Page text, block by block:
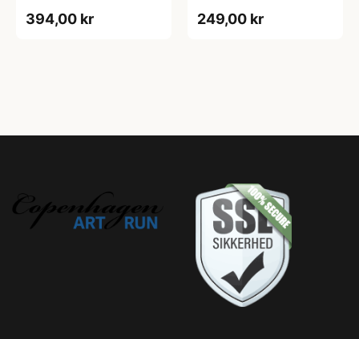
394,00 kr 249,00 kr